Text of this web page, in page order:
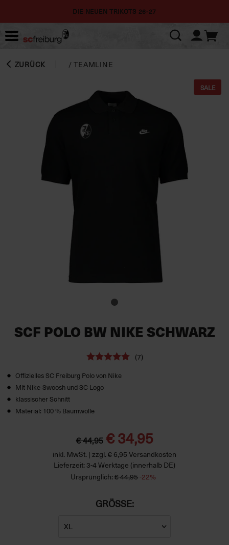
DIE NEUEN TRIKOTS 26-27
ZURÜCK /TEAMLINE
SALE
SCF POLO BW NIKE SCHWARZ
(7)
Offizielles SC Freiburg Polo von Nike
Mit Nike-Swoosh und SC Logo
klassischer Schnitt
Material: 100 % Baumwolle
€ 44,95 € 34,95
inkl. MwSt. | zzgl. € 6,95 Versandkosten
Lieferzeit: 3-4 Werktage (innerhalb DE)
Ursprünglich: € 44,95-22%
GRÖSSE: